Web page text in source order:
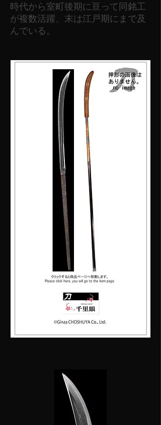
時代から室町後期に亘って同銘工
が複数活躍、末は江戸期にまで及
んでいる。